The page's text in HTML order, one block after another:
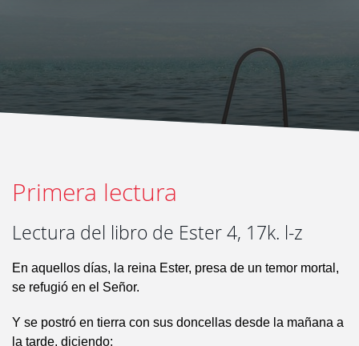
Primera lectura
Lectura del libro de Ester 4, 17k. l-z
En aquellos días, la reina Ester, presa de un temor mortal,
se refugió en el Señor.
Y se postró en tierra con sus doncellas desde la mañana a
la tarde, diciendo: